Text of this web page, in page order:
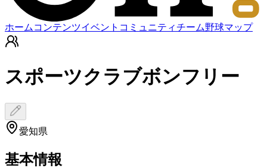
ホーム コンテンツイベント コミュニティチーム野球マップ
スポーツクラブボンフリー
愛知県
基本情報